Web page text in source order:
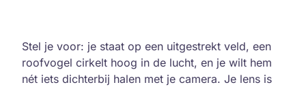
Stel je voor: je staat op een uitgestrekt veld, een
roofvogel cirkelt hoog in de lucht, en je wilt hem
nét iets dichterbij halen met je camera. Je lens is